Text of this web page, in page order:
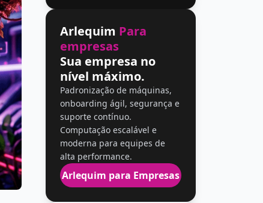
Arlequim Para
empresas
Sua empresa no
nível máximo.
Padronização de máquinas,
onboarding ágil, segurança e
suporte contínuo.
Computação escalável e
moderna para equipes de
alta performance.
Arlequim para Empresas